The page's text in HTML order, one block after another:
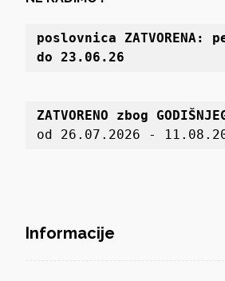
poslovnica ZATVORENA:
do 23.06.26
ZATVORENO zbog
od 26.07.2026 -
Informacije